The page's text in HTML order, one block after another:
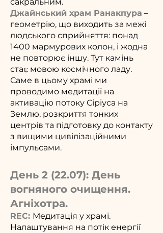
Джайнський храм Ранакпура – ​​
геометрію, що виходить за межі
людського сприйняття: понад
1400 мармурових колон, і жодна
не повторює іншу. Тут камінь
стає мовою космічного ладу.
Саме в цьому храмі ми
проводимо медитації на
активацію потоку Сіріуса на
Землю, розкриття тонких
центрів та підготовку до контакту
з вищими цивілізаційними
імпульсами.
День 2 (22.07): День
вогняного очищення.
Агніхотра.
REC: Медитація у храмі.
Налаштування на потік енергії